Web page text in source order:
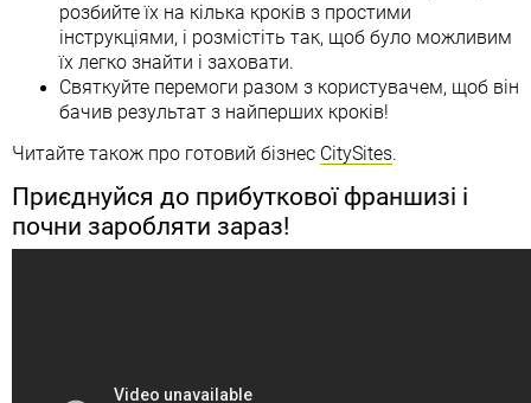
розбийте їх на кілька кроків з простими
інструкціями, і розмістіть так, щоб було можливим
їх легко знайти і заховати.
Святкуйте перемоги разом з користувачем, щоб він
бачив результат з найперших кроків!
Читайте також про готовий бізнес CitySites.
Приєднуйся до прибуткової франшизі і
почни заробляти зараз!